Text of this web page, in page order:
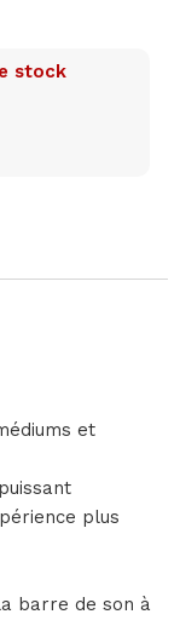
stock
et
plus
barre de son à